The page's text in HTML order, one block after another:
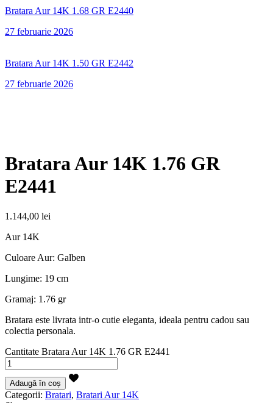
Bratara Aur 14K 1.68 GR E2440
27 februarie 2026
Bratara Aur 14K 1.50 GR E2442
27 februarie 2026
Bratara Aur 14K 1.76 GR
E2441
1.144,00 lei
Aur 14K
Culoare Aur: Galben
Lungime: 19 cm
Gramaj: 1.76 gr
Bratara este livrata intr-o cutie eleganta, ideala pentru cadou sau
colectia personala.
Cantitate Bratara Aur 14K 1.76 GR E2441
Adaugă în coș
Categorii: Bratari, Bratari Aur 14K